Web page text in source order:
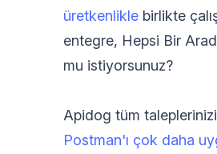
üretkenlikle birlikte
entegre, Hepsi Bir
mu istiyorsunuz?
Apidog tüm taleplerinizi
Postman'ı çok daha